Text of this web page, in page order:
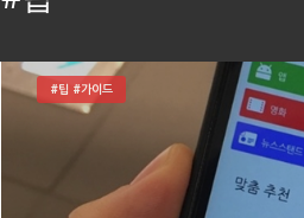
#팁 #가이드